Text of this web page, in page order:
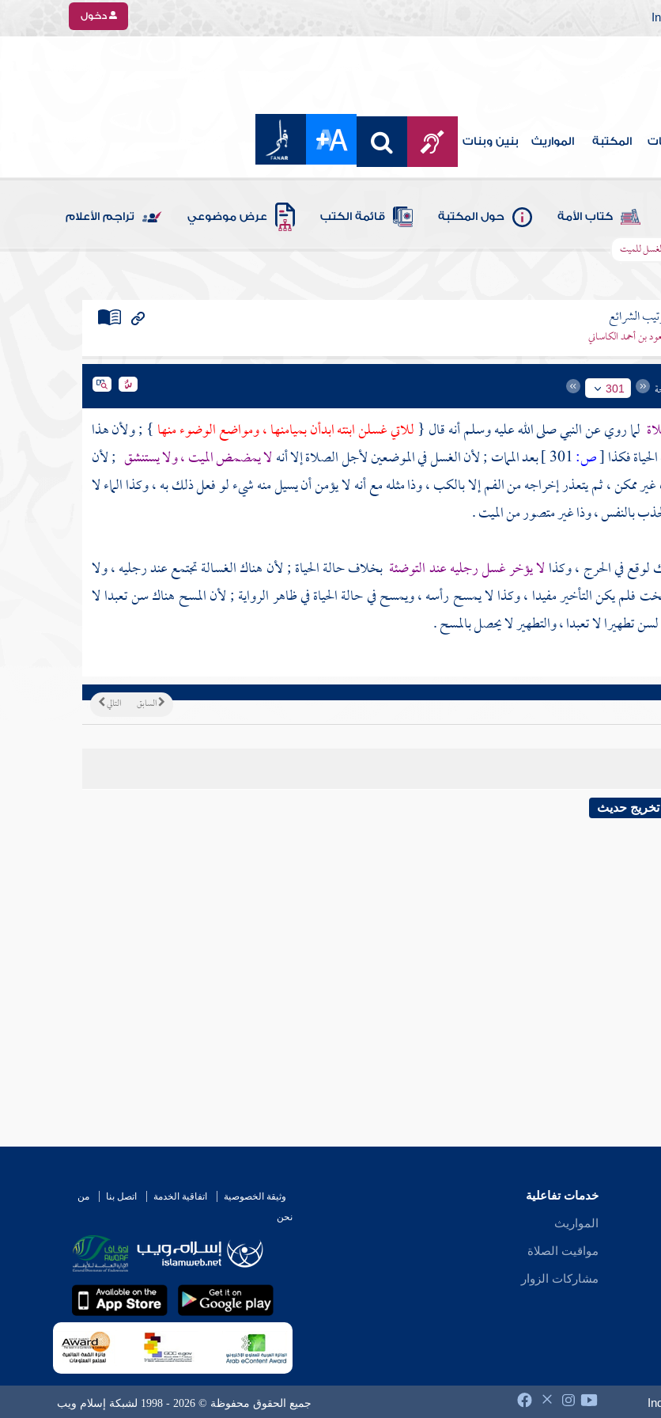
دخول
المكتبة المواريث بنين وبنات
كتاب الأمة حول المكتبة قائمة الكتب عرض موضوعي تراجم الأعلام
للميت
الشرائع
بن أحمد الكاساني
301
لما روي عن النبي صلى الله عليه وسلم أنه قال {للاتي غسلن ابنته ابدأن بميامنها ، ومواضع الوضوء منها} ; ولأن هذا
فكذا[ص: بعد الممات ; لأن الغسل في الموضعين لأجل الصلاة إلا أنهلا يمضمض الميت ، ولا يستنشق ; لأن
غير ممكن ، ثم يتعذر إخراجه من الفم إلا بالكب ، وذا مثله مع أنه لا يؤمن أن يسيل منه شيء لو فعل ذلك به ، وكذا الماء لا
بالنفس ، وذا غير متصور من الميت .
في الحرج ، وكذالا يؤخر غسل رجليه عند التوضئة بخلاف حالة الحياة ; لأن هناك الغسالة تجتمع عند رجليه ، ولا
فلم يكن التأخير مفيدا ، وكذا لا يمسح رأسه ، ويمسح في حالة الحياة في ظاهر الرواية ; لأن المسح هناك سن تعبدا لا
تطهيرا لا تعبدا ، والتطهير لا يحصل بالمسح .
التالي السابق
تخريج حديث
خدمات تفاعلية
المواريث
مواقيت الصلاة
مشاركات الزوار
وثيقة الخصوصية اتفاقية الخدمة اتصل بنا
من
نحن
جميع الحقوق محفوظة © 2026 - 1998 لشبكة إسلام ويب